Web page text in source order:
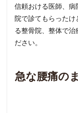
信頼おける医師、
院で診てもらった
る整骨院、整体で治
ださい。
急な腰痛の